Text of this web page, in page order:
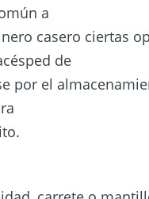
a
casero ciertas
de
por el